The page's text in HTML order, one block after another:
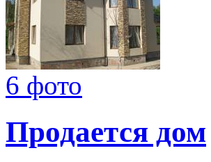
6 фото
Продается дом